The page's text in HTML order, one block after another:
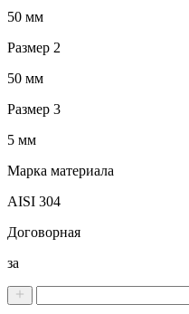
50 мм
Размер 2
50 мм
Размер 3
5 мм
Марка материала
AISI 304
Договорная
за